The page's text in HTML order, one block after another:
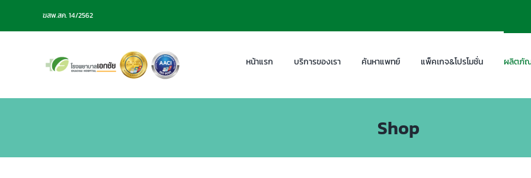
ฆสพ.สค. 14/2562
หน้าแรก บริการของเรา ค้นหาแพทย์ แพ็คเกจ&โปรโมชั่น ผลิตภัณ
Shop